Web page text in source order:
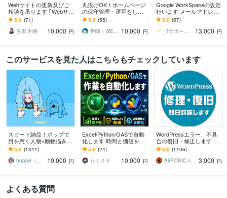
Webサイトの更新及びご
相談を承ります ｢Webサイ
ト運用管理サービス(保守
メンテナンス)｣
5.0 (71)
吉田 利春
10,000 円
丸投げOK！ホームページ
の保守管理・運用をしま
す ホームページ制作後も
安心！プロにお任せくだ
さい！
5.0 (55)
野嶋｜WEBサイト制作・集客歴4年 10,000 円
Google WorkSpaceの設定
行います メールアドレス
やメーリングリストも対
応できます
5.0 (57)
ITサポーターKUMA222
13,000 円
このサービスを見た人はこちらもチェックしています
スピード納品！ポップで
目を惹く人物×動物描きま
す 挿絵・動画・グッズな
ど鮮やかな配色で個性を
出したい方へ
5.0 (1341)
hoppe（ほっぺ）
10,000 円
Excel/Python/GASで自動
化します 時間と価値を生
む、あなたの自動化
5.0 (24)
たく０６
10,000 円
WordPressエラー、不具
合の復旧・修正します ワ
ードプレスログイン、マ
ルウェア、サイトエラー
改善を即日対応
5.0 (1106)
AirPONIC JOHN（ジョン） 3,000 円
よくある質問